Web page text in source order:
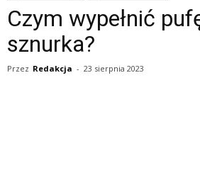
Czym wypełnić
sznurka?
Przez Redakcja - 23 sierpnia 2023